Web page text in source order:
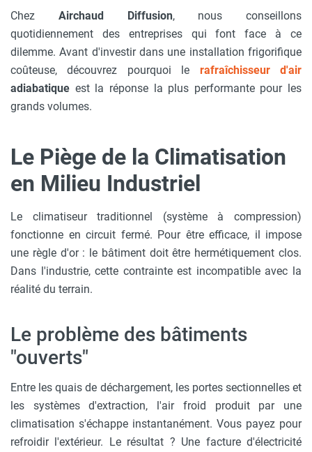
Chez Airchaud Diffusion, nous conseillons
quotidiennement des entreprises qui font face à ce
dilemme. Avant d'investir dans une installation frigorifique
coûteuse, découvrez pourquoi le rafraîchisseur d'air
adiabatique est la réponse la plus performante pour les
grands volumes.
Le Piège de la Climatisation
en Milieu Industriel
Le climatiseur traditionnel (système à compression)
fonctionne en circuit fermé. Pour être efficace, il impose
une règle d'or : le bâtiment doit être hermétiquement clos.
Dans l'industrie, cette contrainte est incompatible avec la
réalité du terrain.
Le problème des bâtiments
"ouverts"
Entre les quais de déchargement, les portes sectionnelles et
les systèmes d'extraction, l'air froid produit par une
climatisation s'échappe instantanément. Vous payez pour
refroidir l'extérieur. Le résultat ? Une facture d'électricité